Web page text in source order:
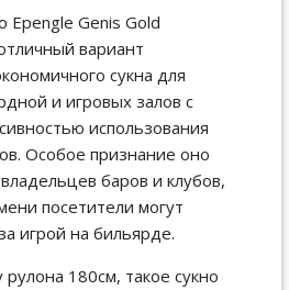
Epengle Genis Gold
вариант
сукна для
и игровых залов с
использования
Особое признание оно
баров и клубов,
посетители могут
игрой на бильярде.
180см, такое сукно